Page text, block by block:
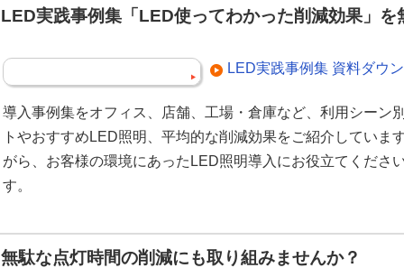
LED実践事例集「LED使ってわかった削減効果」を
LED実践事例集 資料ダウ
導入事例集をオフィス、店舗、工場・倉庫など、利用シーン
トやおすすめLED照明、平均的な削減効果をご紹介していま
がら、お客様の環境にあったLED照明導入にお役立てくださ
す。
無駄な点灯時間の削減にも取り組みませんか？